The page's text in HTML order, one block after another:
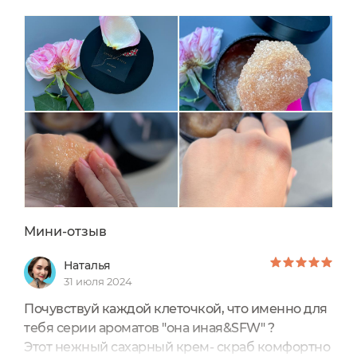
0/ 250
Мини-отзыв
Наталья
31 июля 2024
Почувствуй каждой клеточкой, что именно для
тебя серии ароматов "она иная&SFW" ?
Этот нежный сахарный крем- скраб комфортно